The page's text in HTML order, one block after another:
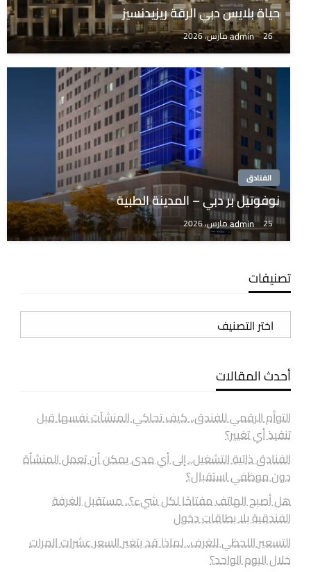
حياة بلايس دبي الرقة ريزيدنسيز
admin 26 مارس، 2026
الفنادق
نوفوتيل بر دبي – المدينة الطبية
admin 25 مارس، 2026
تصنيفات
تصنيفات
أحدث المقالات
التوأم الرقمي للفندق.. كيف تحاكي المنشآت نفسها قبل
تنفيذ أي تغيير؟
الفنادق ذاتية التشغيل.. إلى أي مدى يمكن أن تعمل المنشأة
دون موظفي استقبال؟
هل أصبح الهاتف مفتاحًا لكل شيء؟.. مستقبل الغرفة
الفندقية بلا بطاقات دخول
التسعير اللحظي للغرف.. لماذا قد يتغير السعر عشرات المرات
خلال اليوم الواحد؟